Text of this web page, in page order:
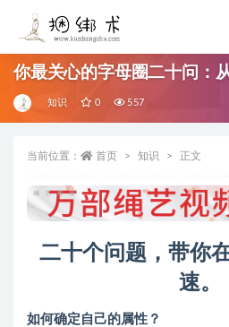
你最关心的字母圈二十问：
知识 0 557
当前位置： 首页 知识 正文
二十个问题，带你
速。
如何确定自己的属性？